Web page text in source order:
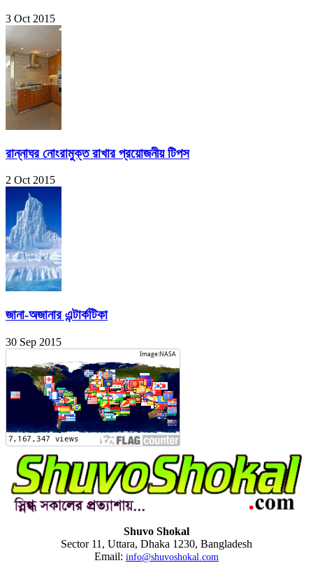
3 Oct 2015
রান্নাঘর নোংরামুক্ত রাখার প্রয়োজনীয় টিপস
2 Oct 2015
জানা-অজানার এন্টার্কটিকা
30 Sep 2015
Shuvo Shokal
Sector 11, Uttara, Dhaka 1230, Bangladesh
Email: info@shuvoshokal.com